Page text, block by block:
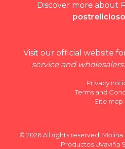
Discover more about
Visit our official website
service and wholesalers:
Privacy
Terms and
Site map
© 2026 All rights reserved.
Productos Uvaviña